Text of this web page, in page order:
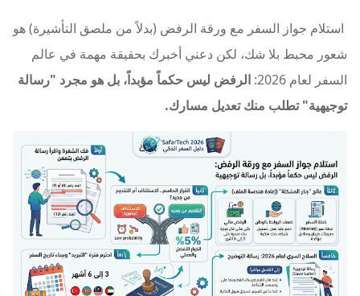
استلام جواز السفر مع ورقة الرفض (بدلاً من ملصق التأشيرة) هو
شعور محبط بلا شك، لكن دعني أخبرك بحقيقة مهمة في عالم
السفر لعام 2026:
الرفض ليس حكماً مؤبداً، بل هو مجرد "رسالة
توجيهية" تطلب منك تعديل مسارك.